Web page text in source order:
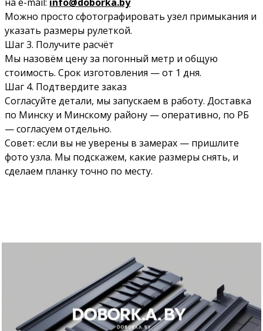
Можно просто сфотографировать узел примыкания и
указать размеры рулеткой.
Шаг 3. Получите расчёт
Мы назовём цену за погонный метр и общую
стоимость. Срок изготовления — от 1 дня.
Шаг 4. Подтвердите заказ
Согласуйте детали, мы запускаем в работу. Доставка
по Минску и Минскому району — оперативно, по РБ
— согласуем отдельно.
Совет: если вы не уверены в замерах — пришлите
фото узла. Мы подскажем, какие размеры снять, и
сделаем планку точно по месту.